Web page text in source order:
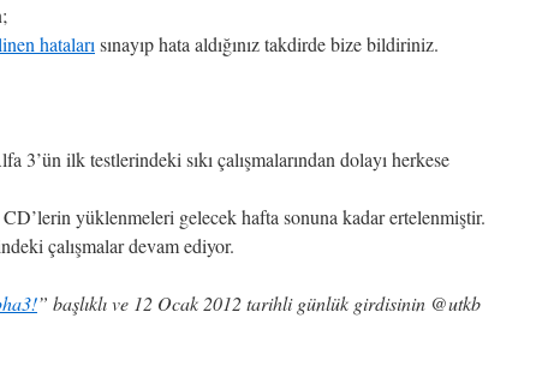
hataları sınayıp hata aldığınız takdirde bize bildiriniz.
3’ün ilk testlerindeki sıkı çalışmalarından dolayı herkese
yüklenmeleri gelecek hafta sonuna kadar ertelenmiştir.
çalışmalar devam ediyor.
” başlıklı ve 12 Ocak 2012 tarihli günlük girdisinin @utkb